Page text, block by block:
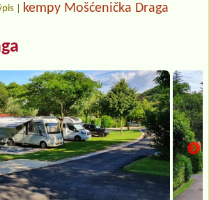
kempy Mošćenička Draga